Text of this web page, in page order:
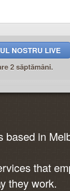
NOSTRU LIVE
2 săptămâni.
in
that
they work.